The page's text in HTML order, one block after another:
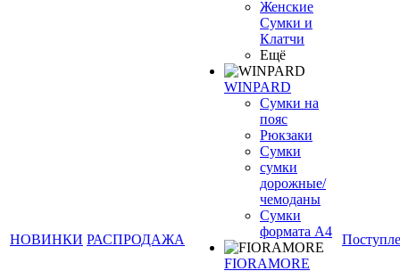
НОВИНКИ РАСПРОДАЖА
Женские
Сумки и
Клатчи
Ещё
WINPARD
Сумки на
пояс
Рюкзаки
Сумки
сумки
дорожные/
чемоданы
Сумки
формата А4
FIORAMORE